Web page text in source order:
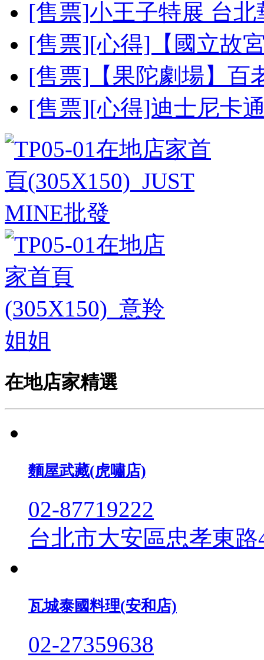
[售票]小王子特展 台北
[售票][心得]【國立故
[售票]【果陀劇場】百
[售票][心得]迪士尼卡
在地店家精選
麵屋武藏(虎嘯店)
02-87719222
台北市大安區忠孝東路
瓦城泰國料理(安和店)
02-27359638